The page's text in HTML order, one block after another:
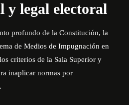
y legal electoral
profundo de la Constitución, la
de Medios de Impugnación en
criterios de la Sala Superior y
inaplicar normas por